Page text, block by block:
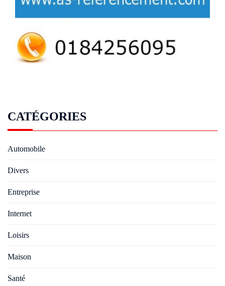
CATÉGORIES
Automobile
Divers
Entreprise
Internet
Loisirs
Maison
Santé